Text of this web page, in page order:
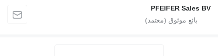
PFEIFER Sales BV